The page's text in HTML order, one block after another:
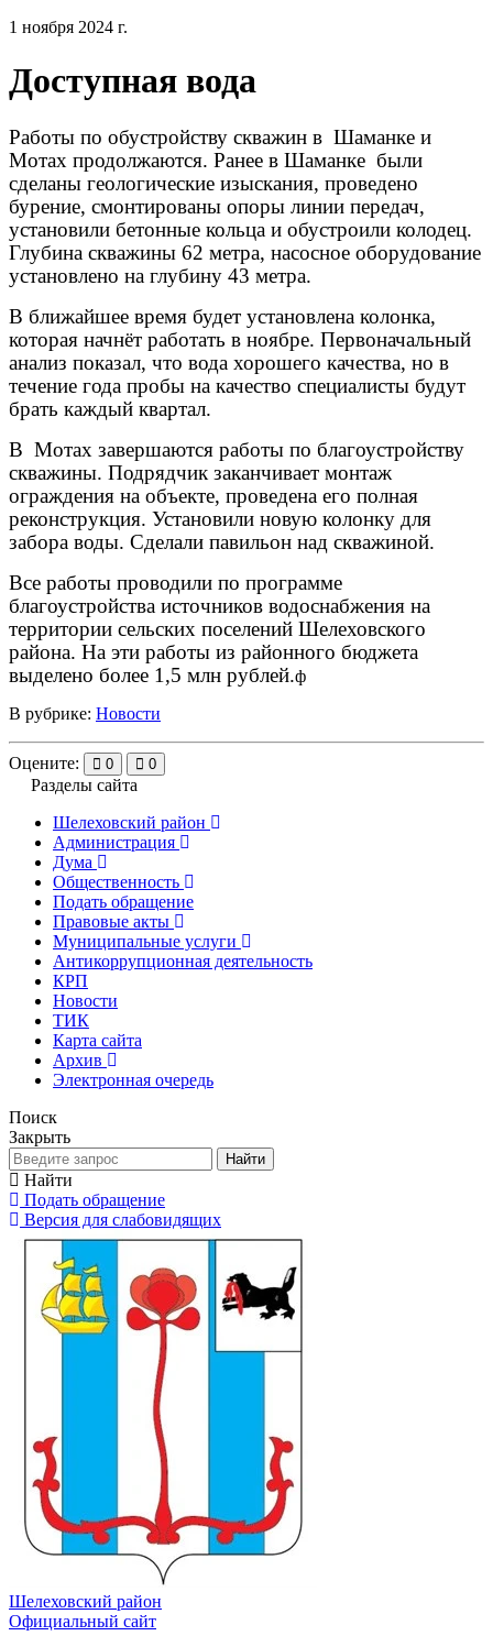
1 ноября 2024 г.
Доступная вода
Работы по обустройству скважин в Шаманке и
Мотах продолжаются. Ранее в Шаманке были
сделаны геологические изыскания, проведено
бурение, смонтированы опоры линии передач,
установили бетонные кольца и обустроили колодец.
Глубина скважины 62 метра, насосное оборудование
установлено на глубину 43 метра.
В ближайшее время будет установлена колонка,
которая начнёт работать в ноябре. Первоначальный
анализ показал, что вода хорошего качества, но в
течение года пробы на качество специалисты будут
брать каждый квартал.
В Мотах завершаются работы по благоустройству
скважины. Подрядчик заканчивает монтаж
ограждения на объекте, проведена его полная
реконструкция. Установили новую колонку для
забора воды. Сделали павильон над скважиной.
Все работы проводили по программе
благоустройства источников водоснабжения на
территории сельских поселений Шелеховского
района. На эти работы из районного бюджета
выделено более 1,5 млн рублей.ф
В рубрике: Новости
Оцените: 0 0
Разделы сайта
Шелеховский район
Администрация
Дума
Общественность
Подать обращение
Правовые акты
Муниципальные услуги
Антикоррупционная деятельность
КРП
Новости
ТИК
Карта сайта
Архив
Электронная очередь
Поиск
Закрыть
Найти
Найти
Подать обращение
Версия для слабовидящих
Шелеховский район
Официальный сайт